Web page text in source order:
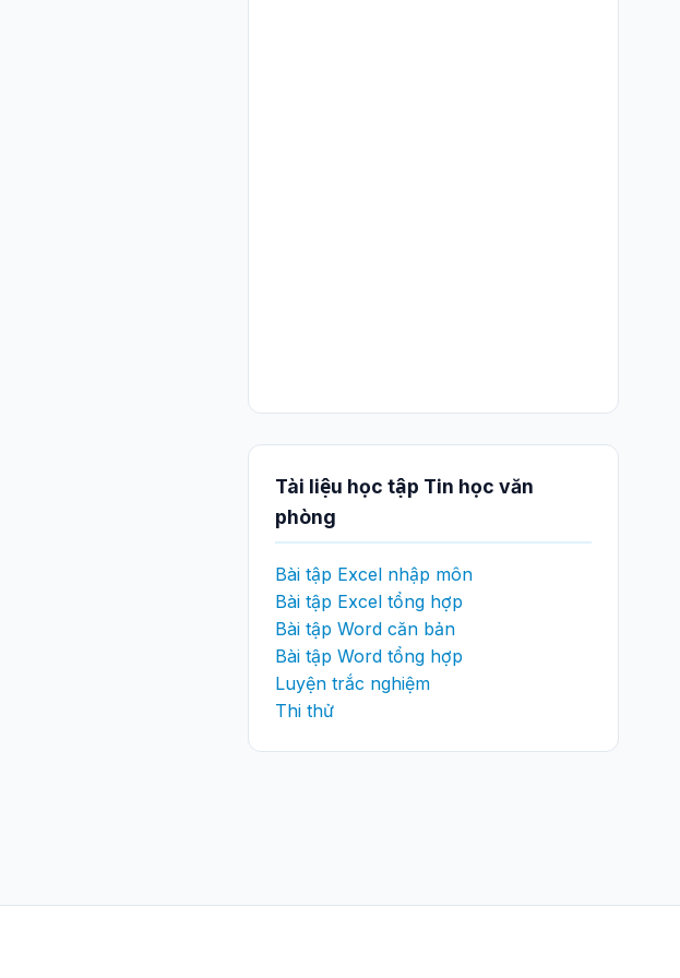
Tài liệu học tập Tin học văn
phòng
Bài tập Excel nhập môn
Bài tập Excel tổng hợp
Bài tập Word căn bản
Bài tập Word tổng hợp
Luyện trắc nghiệm
Thi thử